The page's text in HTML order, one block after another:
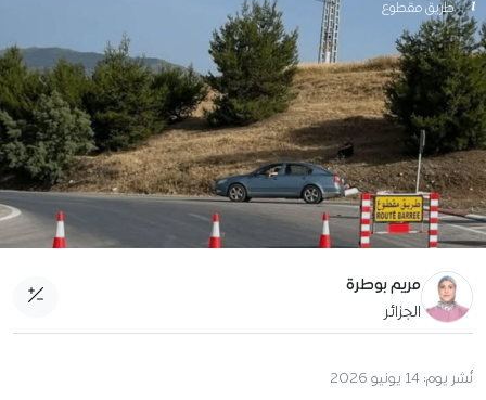
طريق مقطوع
مريم بوطرة
الجزائر
نُشر يوم: 14 يونيو 2026